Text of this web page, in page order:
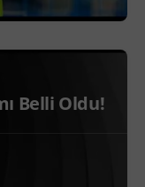
Belli Oldu!